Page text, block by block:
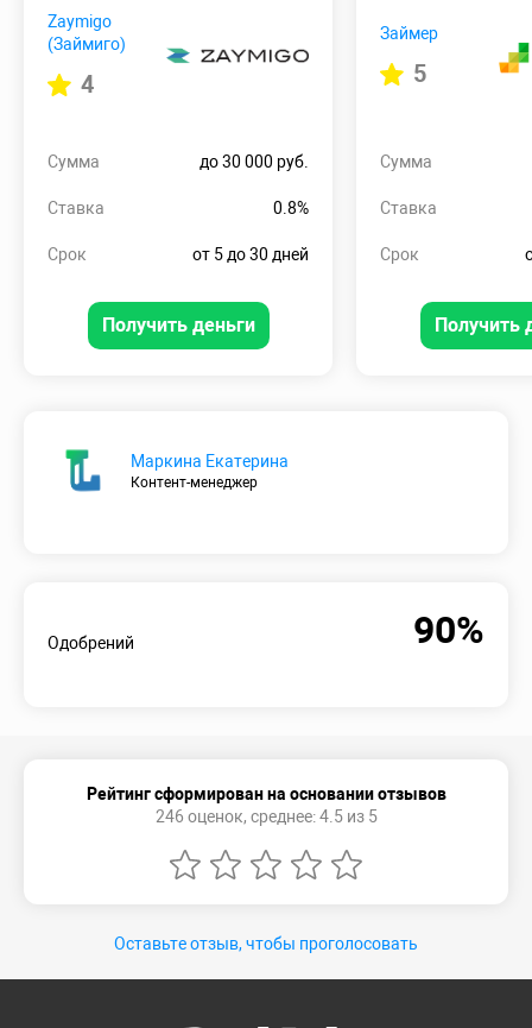
Zaymigo
(Займиго)
4
Сумма до 30 000 руб.
Ставка 0.8%
Срок от 5 до 30 дней
Получить деньги
Займер
5
Сумма
Ставка
Срок
Получить
Маркина Екатерина
Контент-менеджер
Одобрений 90%
Рейтинг сформирован на основании отзывов
246 оценок, среднее: 4.5 из 5
Оставьте отзыв, чтобы проголосовать